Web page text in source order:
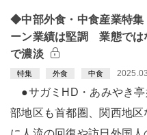
◆中部外食・中食産業特集
ーン業績は堅調 業態では
で濃淡
特集 外食 中食
●サガミHD・あみやき
部地区も首都圏、関西地区